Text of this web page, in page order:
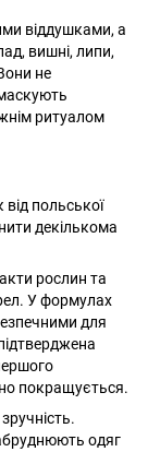
віддушками, а
вишні, липи,
не
ритуалом
польської
декількома
рослин та
У формулах
для
покращується.
одяг